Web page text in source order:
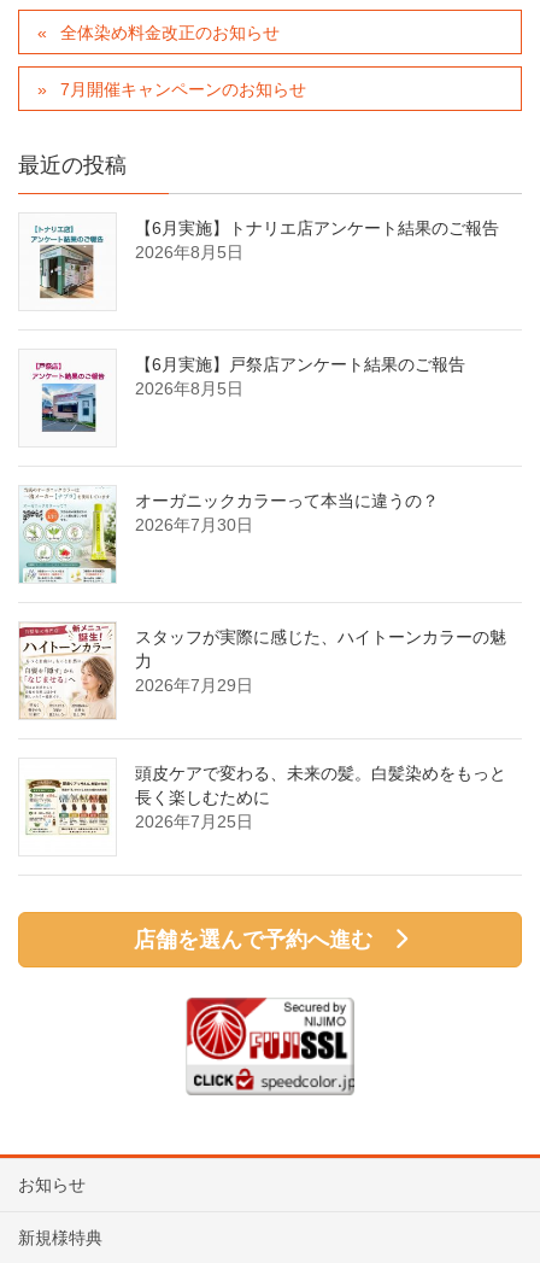
全体染め料金改正のお知らせ
7月開催キャンペーンのお知らせ
最近の投稿
【6月実施】トナリエ店アンケート結果のご報告
2026年8月5日
【6月実施】戸祭店アンケート結果のご報告
2026年8月5日
オーガニックカラーって本当に違うの？
2026年7月30日
スタッフが実際に感じた、ハイトーンカラーの魅
力
2026年7月29日
頭皮ケアで変わる、未来の髪。白髪染めをもっと
長く楽しむために
2026年7月25日
店舗を選んで予約へ進む
お知らせ
新規様特典